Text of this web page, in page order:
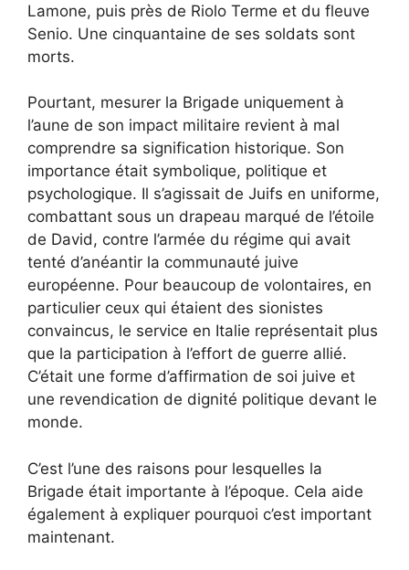
Lamone, puis près de Riolo Terme et du fleuve
Senio. Une cinquantaine de ses soldats sont
morts.
Pourtant, mesurer la Brigade uniquement à
l’aune de son impact militaire revient à mal
comprendre sa signification historique. Son
importance était symbolique, politique et
psychologique. Il s’agissait de Juifs en uniforme,
combattant sous un drapeau marqué de l’étoile
de David, contre l’armée du régime qui avait
tenté d’anéantir la communauté juive
européenne. Pour beaucoup de volontaires, en
particulier ceux qui étaient des sionistes
convaincus, le service en Italie représentait plus
que la participation à l’effort de guerre allié.
C’était une forme d’affirmation de soi juive et
une revendication de dignité politique devant le
monde.
C’est l’une des raisons pour lesquelles la
Brigade était importante à l’époque. Cela aide
également à expliquer pourquoi c’est important
maintenant.